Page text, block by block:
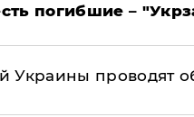
погибшие –
Украины проводят